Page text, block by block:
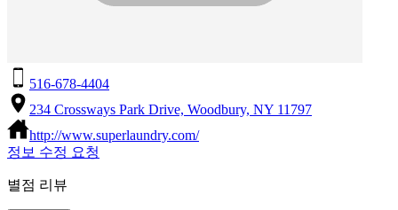
516-678-4404
234 Crossways Park Drive, Woodbury, NY 11797
http://www.superlaundry.com/
정보 수정 요청
별점 리뷰